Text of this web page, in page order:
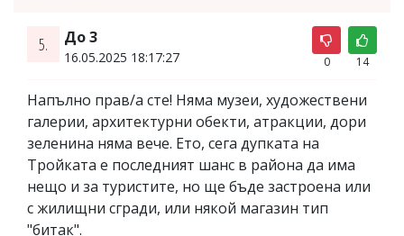
5. До 3
16.05.2025 18:17:27 0 14
Напълно прав/а сте! Няма музеи, художествени
галерии, архитектурни обекти, атракции, дори
зеленина няма вече. Ето, сега дупката на
Тройката е последният шанс в района да има
нещо и за туристите, но ще бъде застроена или
с жилищни сгради, или някой магазин тип
"битак".